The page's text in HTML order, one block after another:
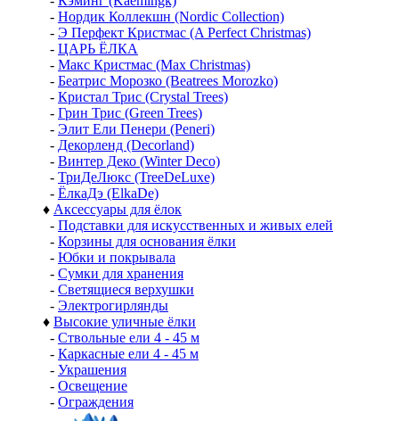
- Нордик Коллекшн (Nordic Collection)
- Э Перфект Кристмас (A Perfect Christmas)
- ЦАРЬ ЁЛКА
- Макс Кристмас (Max Christmas)
- Беатрис Морозко (Beatrees Morozko)
- Кристал Трис (Crystal Trees)
- Грин Трис (Green Trees)
- Элит Ели Пенери (Peneri)
- Декорленд (Decorland)
- Винтер Деко (Winter Deco)
- ТриДеЛюкс (TreeDeLuxe)
- ЁлкаДэ (ElkaDe)
♦ Аксессуары для ёлок
- Подставки для искусственных и живых елей
- Корзины для основания ёлки
- Юбки и покрывала
- Сумки для хранения
- Светящиеся верхушки
- Электрогирлянды
♦ Высокие уличные ёлки
- Ствольные ели 4 - 45 м
- Каркасные ели 4 - 45 м
- Украшения
- Освещение
- Ограждения